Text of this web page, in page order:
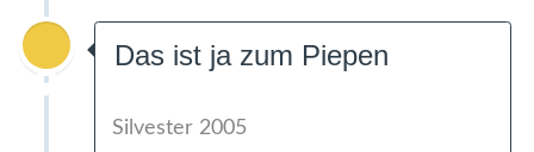
Das ist ja zum Piepen
Silvester 2005